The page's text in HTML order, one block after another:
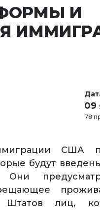
И
09
78
США
будут
лиц,